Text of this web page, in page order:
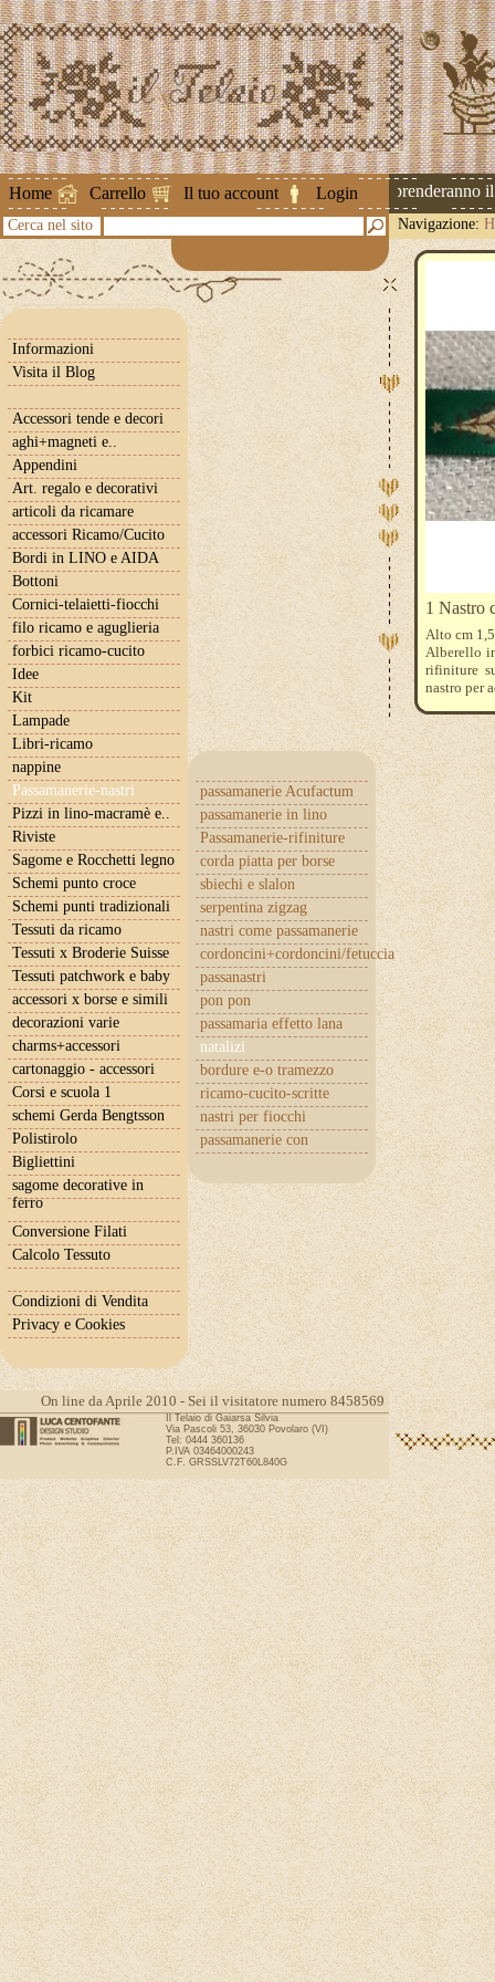
Home Carrello Il tuo account Login
Attenzione ! Le spedizioni riprenderanno il 2
Cerca nel sito Navigazione:
Informazioni
Visita il Blog
Accessori tende e decori
aghi+magneti e..
Appendini
Art. regalo e decorativi
articoli da ricamare
accessori Ricamo/Cucito
Bordi in LINO e AIDA
Bottoni
Cornici-telaietti-fiocchi
filo ricamo e aguglieria
forbici ricamo-cucito
Idee
Kit
Lampade
Libri-ricamo
nappine
Passamanerie-nastri
passamanerie Acufactum
passamanerie in lino
Passamanerie-rifiniture
corda piatta per borse
sbiechi e slalon
serpentina zigzag
nastri come passamanerie
cordoncini+cordoncini/fetuccia
passanastri
pon pon
passamaria effetto lana
natalizi
bordure e-o tramezzo
ricamo-cucito-scritte
nastri per fiocchi
passamanerie con
cuoricini
Pizzi in lino-macramè e..
Riviste
Sagome e Rocchetti legno
Schemi punto croce
Schemi punti tradizionali
Tessuti da ricamo
Tessuti x Broderie Suisse
Tessuti patchwork e baby
accessori x borse e simili
decorazioni varie
charms+accessori
cartonaggio - accessori
Corsi e scuola 1
schemi Gerda Bengtsson
Polistirolo
Bigliettini
sagome decorative in
ferro
Conversione Filati
Calcolo Tessuto
Condizioni di Vendita
Privacy e Cookies
1 Nastro
Alto cm
Alberello
rifiniture
nastro per
On line da Aprile 2010 - Sei il visitatore numero 8458569
Il Telaio di Gaiarsa Silvia
Via Pascoli 53, 36030 Povolaro (VI)
Tel: 0444 360136
P.IVA 03464000243
C.F. GRSSLV72T60L840G